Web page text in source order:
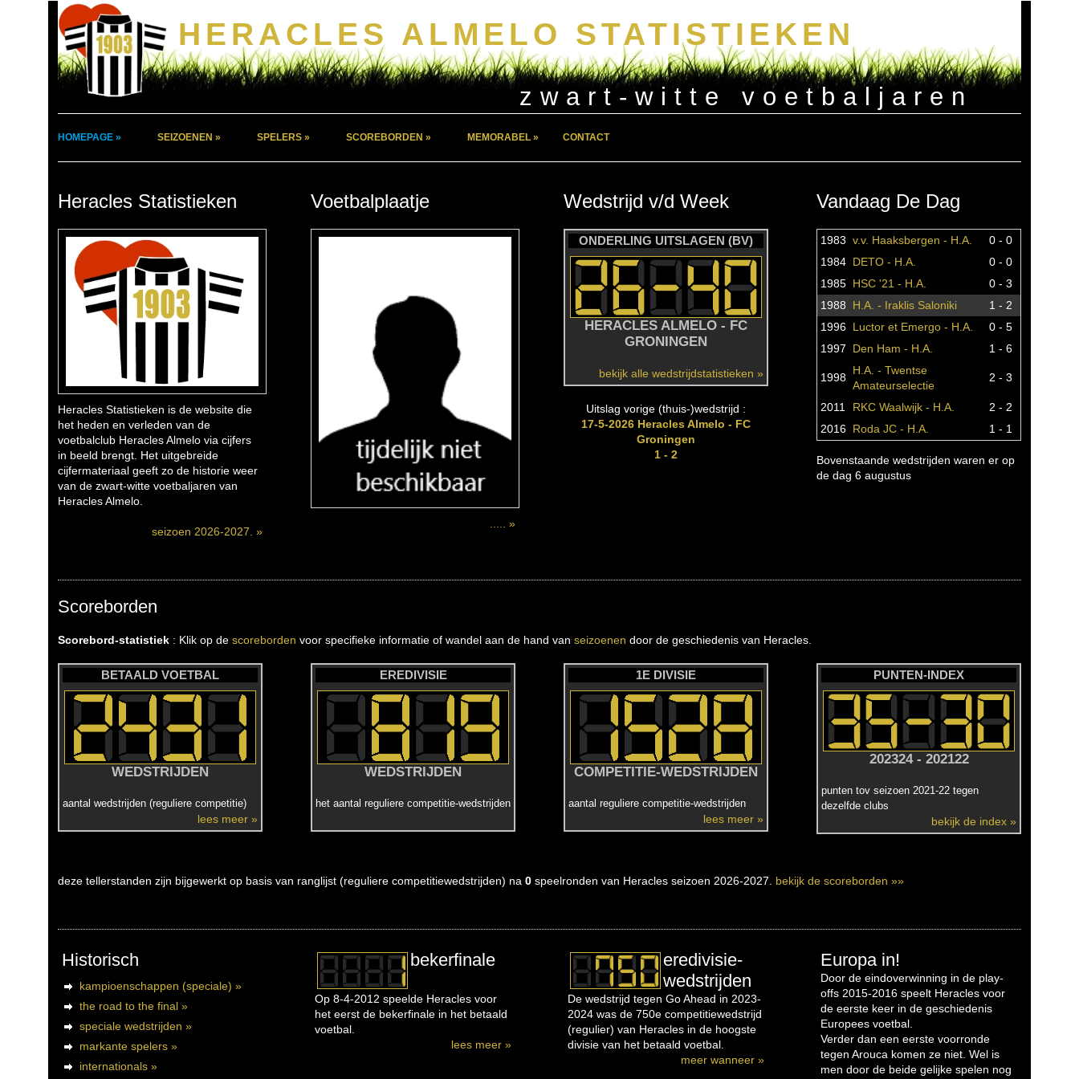
HERACLES ALMELO STATISTIEKEN
zwart-witte voetbaljaren
HOMEPAGE » SEIZOENEN » SPELERS » SCOREBORDEN » MEMORABEL » CONTACT
Heracles Statistieken
Heracles Statistieken is de website die
het heden en verleden van de
voetbalclub Heracles Almelo via cijfers
in beeld brengt. Het uitgebreide
cijfermateriaal geeft zo de historie weer
van de zwart-witte voetbaljaren van
Heracles Almelo.
seizoen 2026-2027. »
Voetbalplaatje
..... »
Wedstrijd v/d Week
ONDERLING UITSLAGEN (BV)
HERACLES ALMELO - FC
GRONINGEN
bekijk alle wedstrijdstatistieken »
Uitslag vorige (thuis-)wedstrijd :
17-5-2026 Heracles Almelo - FC
Groningen
1 - 2
Vandaag De Dag
1983 v.v. Haaksbergen - H.A.
0 - 0
1984 DETO - H.A.
0 - 0
1985 HSC '21 - H.A.
0 - 3
1988
H.A. - Iraklis Saloniki
1 - 2
1996 Luctor et Emergo - H.A.
0 - 5
1997
Den Ham - H.A. 1 - 6
1998
H.A. - Twentse
Amateurselectie
2 - 3
2011 RKC Waalwijk - H.A.
2 - 2
2016 Roda JC - H.A. 1 - 1
Bovenstaande wedstrijden waren er op
de dag 6 augustus
Scoreborden
Scorebord-statistiek : Klik op de scoreborden voor specifieke informatie of wandel aan de hand van seizoenen door de geschiedenis van Heracles.
BETAALD VOETBAL
WEDSTRIJDEN
aantal wedstrijden (reguliere competitie)
lees meer »
EREDIVISIE
WEDSTRIJDEN
het aantal reguliere competitie-wedstrijden
1E DIVISIE
COMPETITIE-WEDSTRIJDEN
aantal reguliere competitie-wedstrijden
lees meer »
PUNTEN-INDEX
202324 - 202122
punten tov seizoen 2021-22 tegen
dezelfde clubs
bekijk de index »
deze tellerstanden zijn bijgewerkt op basis van ranglijst (reguliere competitiewedstrijden) na 0 speelronden van Heracles seizoen 2026-2027. bekijk de scoreborden »»
Historisch
kampioenschappen (speciale) »
the road to the final »
speciale wedstrijden »
markante spelers »
internationals »
bekerfinale
Op 8-4-2012 speelde Heracles voor
het eerst de bekerfinale in het betaald
voetbal.
lees meer »
eredivisie-
wedstrijden
De wedstrijd tegen Go Ahead in 2023-
2024 was de 750e competitiewedstrijd
(regulier) van Heracles in de hoogste
divisie van het betaald voetbal.
meer wanneer »
Europa in!
Door de eindoverwinning in de play-
offs 2015-2016 speelt Heracles voor
de eerste keer in de geschiedenis
Europees voetbal.
Verder dan een eerste voorronde
tegen Arouca komen ze niet. Wel is
men door de beide gelijke spelen nog